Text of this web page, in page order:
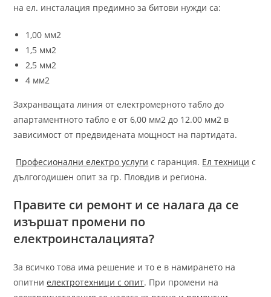
на ел. инсталация предимно за битови нужди са:
1,00 мм2
1,5 мм2
2,5 мм2
4 мм2
Захранващата линия от електромерното табло до
апартаментното табло е от 6,00 мм2 до 12.00 мм2 в
зависимост от предвидената мощност на партидата.
Професионални електро услуги с гаранция. Ел техници с
дългогодишен опит за гр. Пловдив и региона.
Правите си ремонт и се налага да се
изършат промени по
електроинсталацията?
За всичко това има решение и то е в намирането на
опитниелектротехници с опит. При промени на